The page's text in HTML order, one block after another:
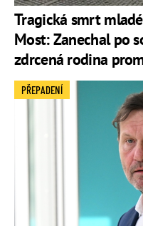
Tragická smrt
Most: Zanechal po
zdrcená rodina
PŘEPADENÍ